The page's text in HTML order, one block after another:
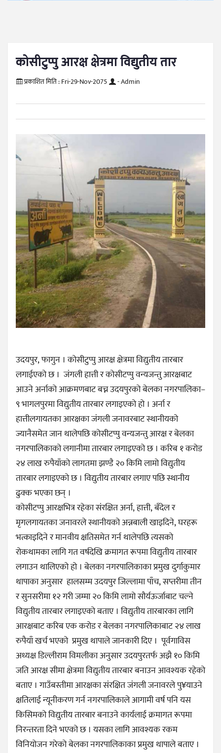
कोसीटुप्पु आरक्ष क्षेत्रमा विद्युतीय तार
प्रकाशित मिति :Fri-29-Nov-2075 - Admin
उदयपुर, फागुन । कोसीटुप्पु आरक्ष क्षेत्रमा विद्युतीय तारबार
लगाईएको छ । जंगली हात्ती र कोसीटप्पु वन्यजन्तु आरक्षबाट
आउने अर्नाको आक्रमणबाट बच्न उदयपुरको बेलका नगरपालिका–
९ भागलपुरमा विद्युतीय तारबार लगाइएको हो । अर्ना र
हात्तीलगायतका आरक्षका जंगली जनावरबाट स्थानीयको
ज्यानैसमेत जान थालेपछि कोसीटप्पु वन्यजन्तु आरक्ष र बेलका
नगरपालिकाको लगानीमा तारबार लगाइएको छ । करिब १ करोड
२४ लाख रुपैयाँको लागतमा झण्डै २० किमि लामो विद्युतीय
तारबार लगाइएको छ । विद्युतीय तारबार लगाए पछि स्थानीय
ढुक्क भएका छन् ।
कोसीटप्पु आरक्षभित्र रहेका संरक्षित अर्ना, हात्ती, बँदेल र
मृगलगायतका जनावरले स्थानीयको अन्नबाली खाइदिने, घरहरू
भत्काइदिने र मानवीय क्षतिसमेत गर्न थालेपछि त्यसको
रोकथामका लागि गत वर्षदेखि क्रमागत रूपमा विद्युतीय तारबार
लगाउन थालिएको हो । बेलका नगरपालिकाका प्रमुख दुर्गाकुमार
थापाका अनुसार हालसम्म उदयपुर जिल्लामा पाँच, सप्तरीमा तीन
र सुनसरीमा १२ गरी जम्मा २० किमि लामो सौर्यऊर्जाबाट चल्ने
विद्युतीय तारबार लगाइएको बताए । विद्युतीय तारबारका लागि
आरक्षबाट करिब एक करोड र बेलका नगरपालिकाबाट २४ लाख
रुपैयाँ खर्च भएको प्रमुख थापाले जानकारी दिए । पूर्वगाविस
अध्यक्ष डिल्लीराम विमलीका अनुसार उदयपुरतर्फ अझै १० किमि
जति आरक्ष सीमा क्षेत्रमा विद्युतीय तारबार बनाउन आवश्यक रहेको
बताए । गाउँबस्तीमा आरक्षका संरक्षित जंगली जनावरले पु¥याउने
क्षतिलाई न्यूनीकरण गर्न नगरपालिकाले आगामी वर्ष पनि यस
किसिमको विद्युतीय तारबार बनाउने कार्यलाई क्रमागत रूपमा
निरन्तरता दिने भएको छ । यसका लागि आवश्यक रकम
विनियोजन गरेको बेलका नगरपालिकाका प्रमुख थापाले बताए ।